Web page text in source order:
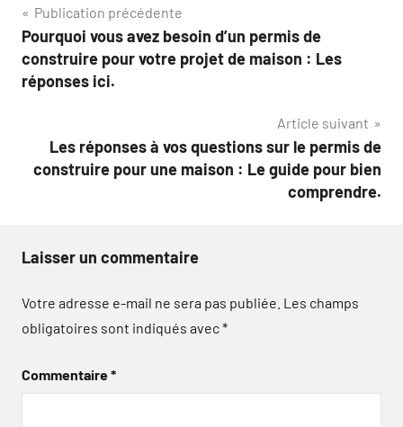
Navigation
de
l’article
Publication précédente
Pourquoi vous avez besoin d’un permis de
construire pour votre projet de maison : Les
réponses ici.
Article suivant
Les réponses à vos questions sur le permis de
construire pour une maison : Le guide pour bien
comprendre.
Laisser un commentaire
Votre adresse e-mail ne sera pas publiée. Les champs
obligatoires sont indiqués avec*
Commentaire*